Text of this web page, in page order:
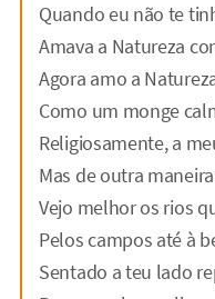
Quando eu não te
Amava a Natureza
Agora amo a
Como um monge
Religiosamente, a
Mas de outra
Vejo melhor os rios
Pelos campos até à
Sentado a teu lado